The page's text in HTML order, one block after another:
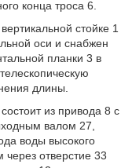
конца троса 6.
стойке 1
оси и снабжен
планки 3 в
длины.
из привода 8 с
валом 27,
воды высокого
через отверстие 33